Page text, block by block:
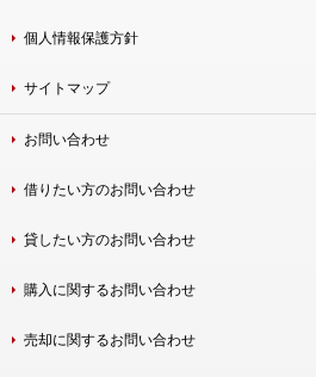
個人情報保護方針
サイトマップ
お問い合わせ
借りたい方のお問い合わせ
貸したい方のお問い合わせ
購入に関するお問い合わせ
売却に関するお問い合わせ